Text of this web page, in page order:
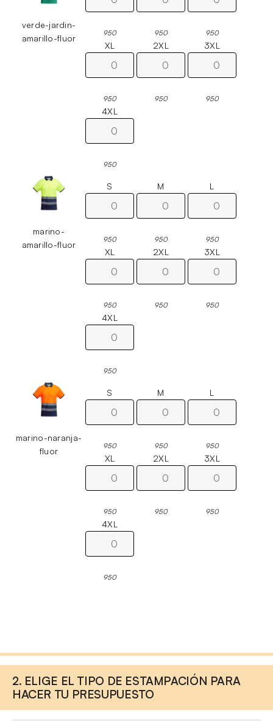
verde-jardin-
amarillo-fluor
950 950 950
XL
950
2XL
950
3XL
950
4XL
950
marino-
amarillo-fluor
S
950
M
950
L
950
XL
950
2XL
950
3XL
950
4XL
950
marino-naranja-
fluor
S
950
M
950
L
950
XL
950
2XL
950
3XL
950
4XL
950
2. ELIGE EL TIPO DE ESTAMPACIÓN PARA
HACER TU PRESUPUESTO